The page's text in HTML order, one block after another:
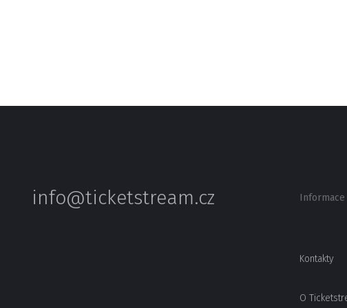
info@ticketstream.cz Informace
Kontakty
O